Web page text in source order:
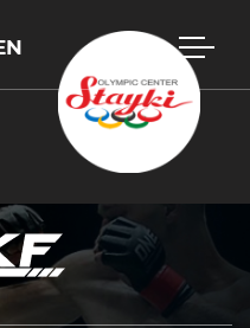
чтобы закрыть